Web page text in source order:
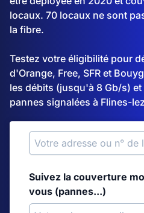
locaux. 70 locaux ne sont
la fibre.
Testez votre éligibilité pour
d'Orange, Free, SFR et
les débits (jusqu'à 8 Gb/s)
pannes signalées à Flines-
Suivez la couverture
vous (pannes...)